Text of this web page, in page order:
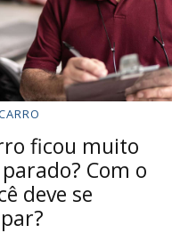
ficou muito
Com o
deve se